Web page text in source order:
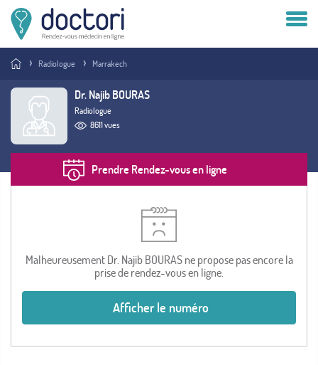
Compte médecin
Vous êtes médecin ?
Radiologue Marrakech
Dr. Najib BOURAS
Radiologue
8611 vues
Prendre Rendez-vous en ligne
Malheureusement Dr. Najib BOURAS ne propose pas encore la
prise de rendez-vous en ligne.
Afficher le numéro